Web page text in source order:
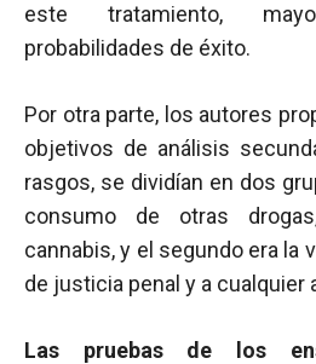
este tratamiento,
probabilidades de éxito.
Por otra parte, los autores
objetivos de análisis
rasgos, se dividían en dos
consumo de otras
cannabis, y el segundo era la
de justicia penal y a cualquier
Las pruebas de los